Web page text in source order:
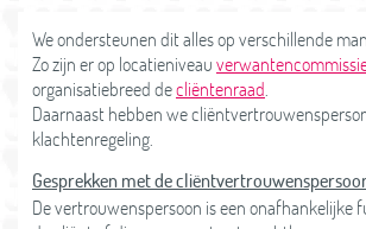
We ondersteunen dit alles op verschillende
Zo zijn er op locatieniveau
organisatiebreed decliëntenraad.
Daarnaast hebben we
klachtenregeling.
Gesprekken met de
De vertrouwenspersoon is een onafhankelijke